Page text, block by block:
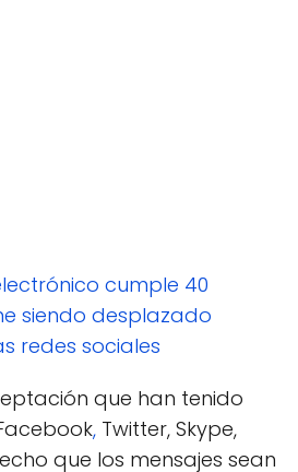
que han tenido
, Twitter, Skype,
que los mensajes sean